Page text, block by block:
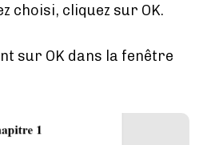
choisi, cliquez sur OK.
sur OK dans la fenêtre